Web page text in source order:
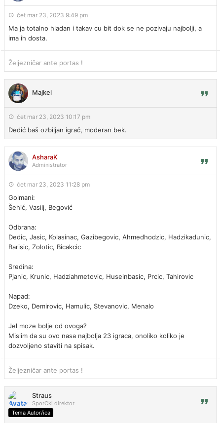
čet mar 23, 2023 9:49 pm
Ma ja totalno hladan i takav cu bit dok se ne pozivaju najbolji, a
ima ih dosta.
Željezničar ante portas !
Majkel
čet mar 23, 2023 10:17 pm
Dedić baš ozbiljan igrač, moderan bek.
AsharaK
Administrator
čet mar 23, 2023 11:28 pm
Golmani:
Šehić, Vasilj, Begović
Odbrana:
Dedic, Jasic, Kolasinac, Gazibegovic, Ahmedhodzic, Hadzikadunic,
Barisic, Zolotic, Bicakcic
Sredina:
Pjanic, Krunic, Hadziahmetovic, Huseinbasic, Prcic, Tahirovic
Napad:
Dzeko, Demirovic, Hamulic, Stevanovic, Menalo
Jel moze bolje od ovoga?
Mislim da su ovo nasa najbolja 23 igraca, onoliko koliko je
dozvoljeno staviti na spisak.
Željezničar ante portas !
Straus
SporCki direktor
Tema Autor/ica